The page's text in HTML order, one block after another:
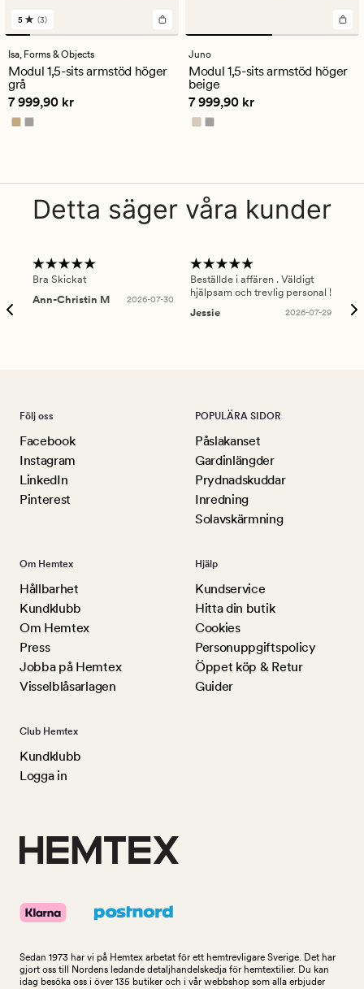
3
omdömen
med
ett
genomsnittligt
betyg
på
5
5 (3)
Isa, Forms & Objects
Modul 1,5-sits armstöd höger
grå
Pris 7 999,90 kr
7 999,90 kr
Juno
Modul 1,5-sits armstöd höger
beige
Pris 7 999,90 kr
7 999,90 kr
Detta säger våra kunder
Bra Skickat
Ann-Christin M
2026-07-30
Beställde i affären . Väldigt
hjälpsam och trevlig personal !
Jessie
2026-07-29
Följ oss
Facebook
Instagram
LinkedIn
Pinterest
POPULÄRA SIDOR
Påslakanset
Gardinlängder
Prydnadskuddar
Inredning
Solavskärmning
Om Hemtex
Hållbarhet
Kundklubb
Om Hemtex
Press
Jobba på Hemtex
Visselblåsarlagen
Hjälp
Kundservice
Hitta din butik
Cookies
Personuppgiftspolicy
Öppet köp & Retur
Guider
Club Hemtex
Kundklubb
Logga in
Sedan 1973 har vi på Hemtex arbetat för ett hemtrevligare Sverige. Det har
gjort oss till Nordens ledande detaljhandelskedja för hemtextilier. Du kan
idag besöka oss i över 135 butiker och i vår webbshop som alla erbjuder